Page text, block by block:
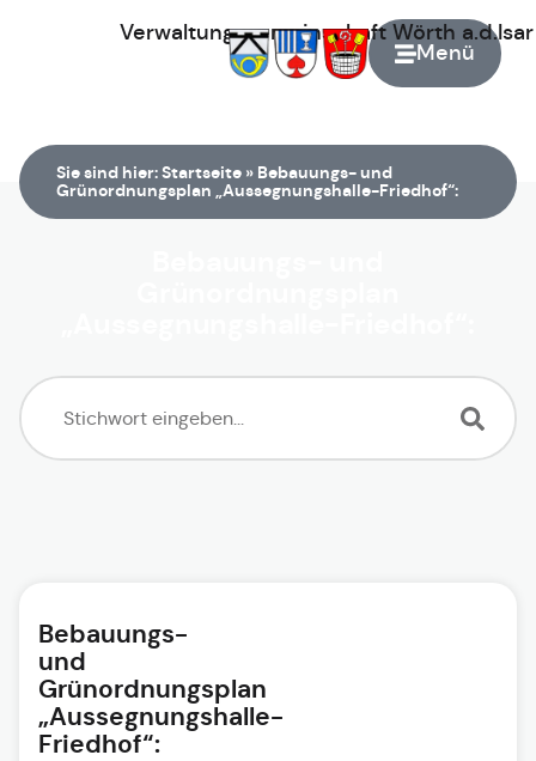
Menü
Verwaltungsgemeinschaft Wörth
Sie sind hier:Startseite » Bebauungs- und
Grünordnungsplan „Aussegnungshalle-Friedhof“:
Bebauungs-
und
Grünordnungsplan
„Aussegnungshalle-
Friedhof“: